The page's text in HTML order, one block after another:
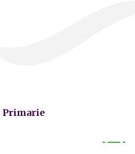
Primarie